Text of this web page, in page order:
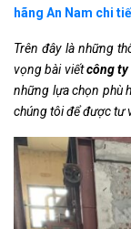
hãng An Nam chi
Trên đây là những
vọng bài viếtcông ty
những lựa chọn phù
chúng tôi để được tư